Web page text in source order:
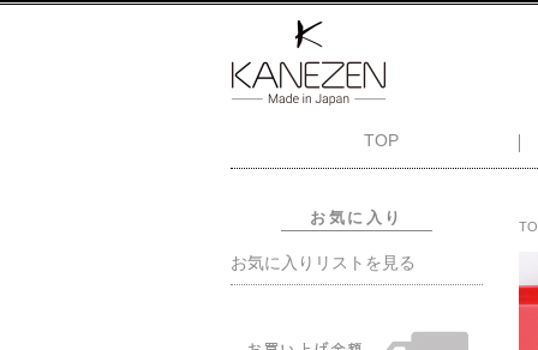
TOP
お気に入り
お気に入りリストを見る